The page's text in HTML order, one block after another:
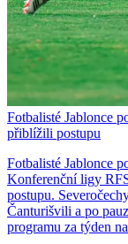
Fotbalisté Jablonce
přiblížili postupu
Fotbalisté Jablonce
Konferenční ligy
postupu.
Čanturišvili a po
programu za týden